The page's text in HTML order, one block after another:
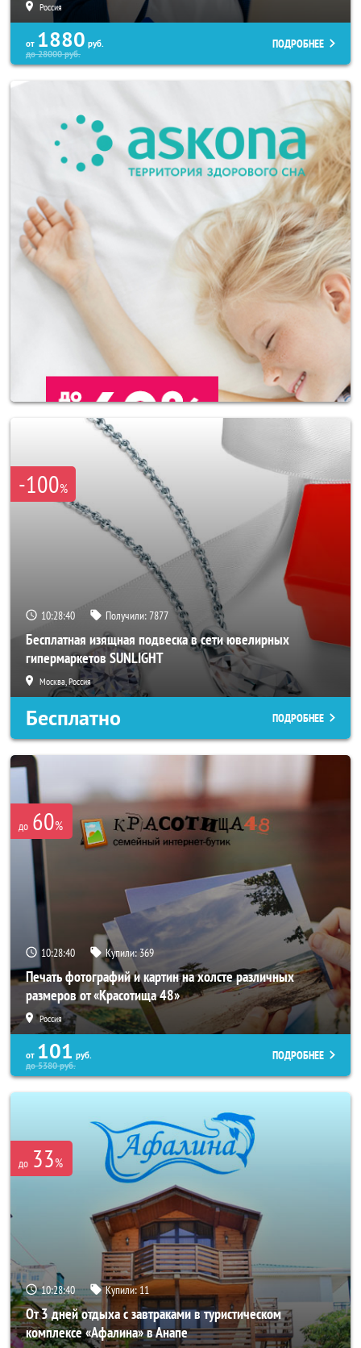
Россия
от 1880 руб.
до28000руб.
ПОДРОБНЕЕ
-100%
10:28:37 Получили:7877
Бесплатная изящная подвеска в сети ювелирных
гипермаркетов SUNLIGHT
Москва, Россия
Бесплатно ПОДРОБНЕЕ
до 60%
10:28:37 Купили:369
Печать фотографий и картин на холсте различных
размеров от «Красотища 48»
Россия
от 101 руб.
до5380руб.
ПОДРОБНЕЕ
до 33%
10:28:37 Купили:11
От 3 дней отдыха с завтраками в туристическом
комплексе «Афалина» в Анапе